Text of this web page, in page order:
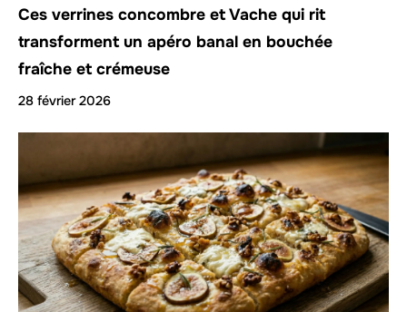
Ces verrines concombre et Vache qui rit
transforment un apéro banal en bouchée
fraîche et crémeuse
28 février 2026